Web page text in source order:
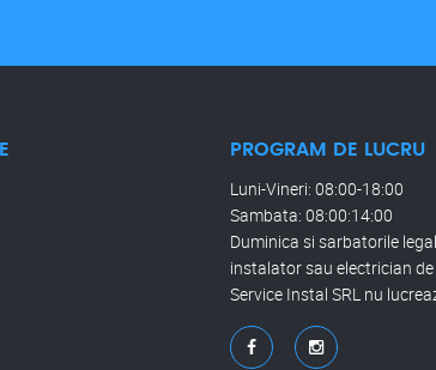
PROGRAM DE LUCRU
Luni-Vineri: 08:00-18:00
Sambata: 08:00:14:00
Duminica si sarbatorile
instalator sau electrician
Service Instal SRL nu